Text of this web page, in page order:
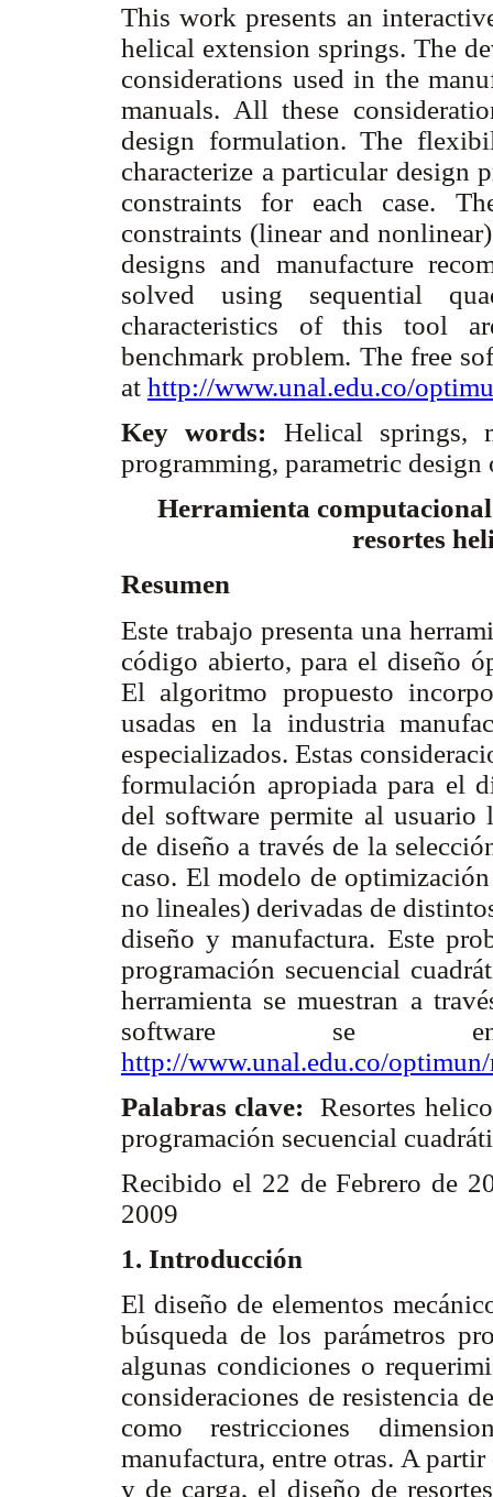
This work presents an
helical extension springs. The
considerations used in the
manuals. All these
design formulation. The
characterize a particular design
constraints for each case.
constraints (linear and
designs and manufacture
solved using sequential
characteristics of this tool
benchmark problem. The free
at http://www.unal.edu.co/
Key words: Helical springs,
programming, parametric
Herramienta
resortes
Resumen
Este trabajo presenta una
código abierto, para el diseño
El algoritmo propuesto
usadas en la industria
especializados. Estas
formulación apropiada para el
del software permite al usuario
de diseño a través de la
caso. El modelo de
no lineales) derivadas de
diseño y manufactura. Este
programación secuencial
herramienta se muestran a
software se
http://www.unal.edu.co/optimun/
Palabras clave:
Resortes
programación secuencial
Recibido el 22 de Febrero de
2009
1. Introducción
El diseño de elementos
búsqueda de los parámetros
algunas condiciones o
consideraciones de resistencia
como restricciones
manufactura, entre otras. A
y de carga, el diseño de